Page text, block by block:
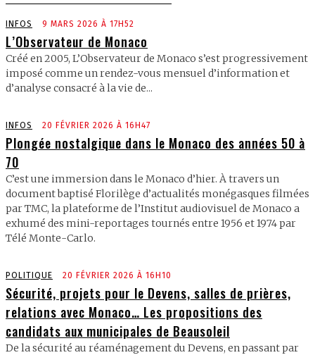
INFOS 9 MARS 2026 À 17H52
L’Observateur de Monaco
Créé en 2005, L’Observateur de Monaco s’est progressivement
imposé comme un rendez-vous mensuel d’information et
d’analyse consacré à la vie de...
INFOS 20 FÉVRIER 2026 À 16H47
Plongée nostalgique dans le Monaco des années 50 à
70
C’est une immersion dans le Monaco d’hier. À travers un
document baptisé Florilège d’actualités monégasques filmées
par TMC, la plateforme de l’Institut audiovisuel de Monaco a
exhumé des mini-reportages tournés entre 1956 et 1974 par
Télé Monte-Carlo.
POLITIQUE 20 FÉVRIER 2026 À 16H10
Sécurité, projets pour le Devens, salles de prières,
relations avec Monaco… Les propositions des
candidats aux municipales de Beausoleil
De la sécurité au réaménagement du Devens, en passant par